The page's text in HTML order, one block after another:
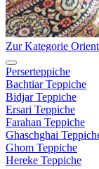
Zur Kategorie
Perserteppiche
Bachtiar Teppiche
Bidjar Teppiche
Ersari Teppiche
Farahan Teppiche
Ghaschghai
Ghom Teppiche
Hereke Teppiche